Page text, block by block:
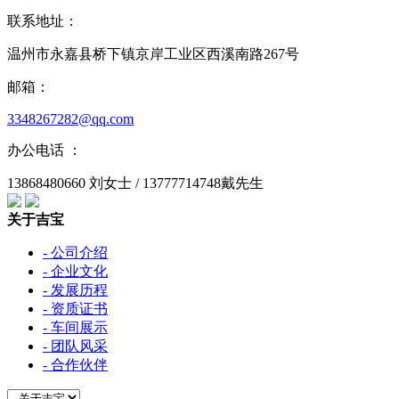
联系地址：
温州市永嘉县桥下镇京岸工业区西溪南路267号
邮箱：
3348267282@qq.com
办公电话 ：
13868480660 刘女士 / 13777714748戴先生
关于吉宝
- 公司介绍
- 企业文化
- 发展历程
- 资质证书
- 车间展示
- 团队风采
- 合作伙伴